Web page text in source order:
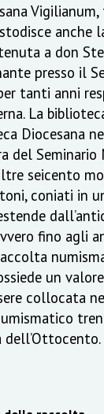
anche
a don
presso il
tanti anni
La
Diocesana
del Seminario
seicento
coniati in
fino agli
un
collocata
dell’Ottocento.